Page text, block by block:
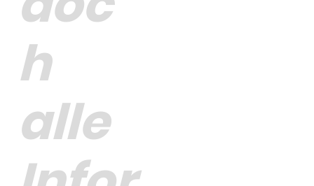
h
alle